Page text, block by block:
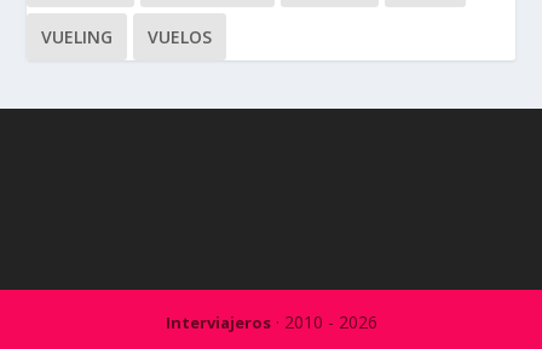
VUELING VUELOS
Interviajeros· 2010 - 2026